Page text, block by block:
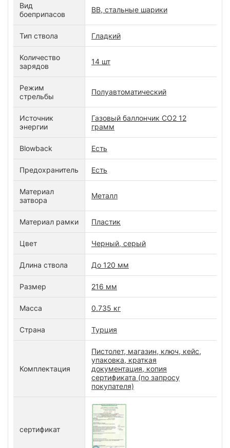
Вид
боеприпасов
BB, стальные шарики
Тип ствола Гладкий
Количество
зарядов
14 шт
Режим
стрельбы
Полуавтоматический
Источник
энергии
Газовый баллончик CO2 12
грамм
Blowback Есть
Предохранитель Есть
Материал
затвора
Металл
Материал рамки Пластик
Цвет Черный, серый
Длина ствола До 120 мм
Размер 216 мм
Масса 0.735 кг
Страна Турция
Комплектация
Пистолет, магазин, ключ, кейс,
упаковка, краткая
документация, копия
сертификата (по запросу
покупателя)
сертификат